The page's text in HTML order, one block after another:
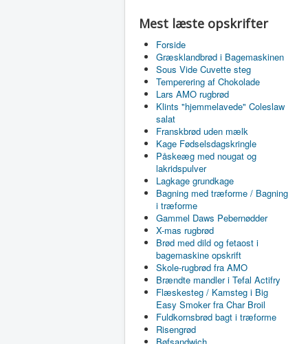
Mest læste opskrifter
Forside
Græsklandbrød i Bagemaskinen
Sous Vide Cuvette steg
Temperering af Chokolade
Lars AMO rugbrød
Klints "hjemmelavede" Coleslaw
salat
Franskbrød uden mælk
Kage Fødselsdagskringle
Påskeæg med nougat og
lakridspulver
Lagkage grundkage
Bagning med træforme / Bagning
i træforme
Gammel Daws Pebernødder
X-mas rugbrød
Brød med dild og fetaost i
bagemaskine opskrift
Skole-rugbrød fra AMO
Brændte mandler i Tefal Actifry
Flæskesteg / Kamsteg i Big
Easy Smoker fra Char Broil
Fuldkornsbrød bagt i træforme
Risengrød